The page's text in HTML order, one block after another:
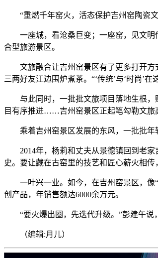
“重燃千年窑火，活态保护吉州窑陶瓷
一座城，看沧桑巨变；一座窑，见文
合型旅游景区。
文旅融合让吉州窑景区有了更多打开
三两好友江边围炉煮茶。“‘传统’与‘时尚’
与此同时，一批批文旅项目落地生根
目有序推进……吉州窑景区正起笔勾勒文旅
乘着吉州窑景区发展的东风，一批批年
2014年，杨莉和丈夫从景德镇回到老
史。要让藏在古窑里的技艺和匠心薪火相
一叶兴一业。如今，在吉州窑景区，像
创产品，年销售额达6000余万元。
“要火爆出圈，先迭代升级。”彭建午说
（编辑:月儿）